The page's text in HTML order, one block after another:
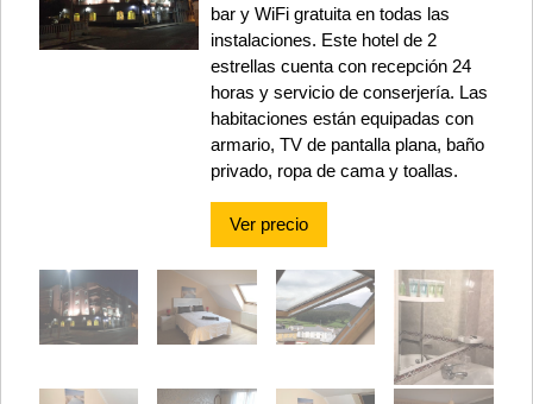
bar y WiFi gratuita en todas las
instalaciones. Este hotel de 2
estrellas cuenta con recepción 24
horas y servicio de conserjería. Las
habitaciones están equipadas con
armario, TV de pantalla plana, baño
privado, ropa de cama y toallas.
Ver precio